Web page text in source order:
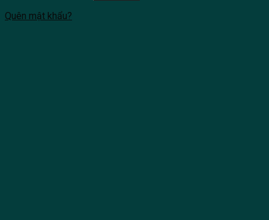
Quên mật khẩu?